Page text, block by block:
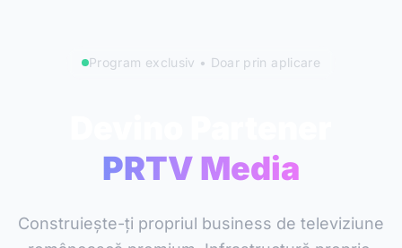
Program exclusiv • Doar prin aplicare
PRTV Media
Construiește-ți propriul business de televiziune